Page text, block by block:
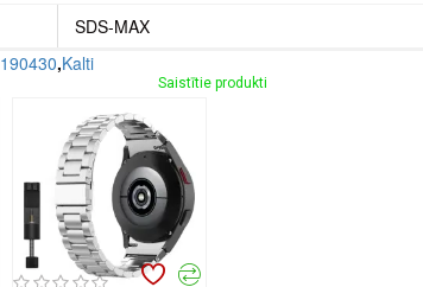
SDS-MAX
190430,Kalti
Saistītie produkti